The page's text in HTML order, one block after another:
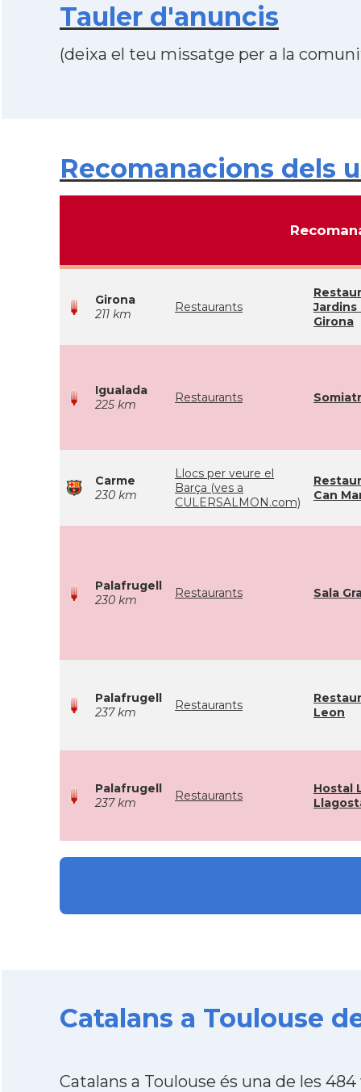
Tauler d'anuncis
(deixa el teu missatge per a la
Recomanacions dels
Girona
211 km
Restaurants
Jardins
Girona
Igualada
225 km
Restaurants
Carme
230 km
Llocs per veure el
Barça (ves a
CULERSALMON.com)
Can
Palafrugell
230 km
Restaurants Sala
Palafrugell
237 km
Restaurants
Leon
Palafrugell
237 km
Restaurants
Hostal
Catalans a Toulouse
Catalans a Toulouse és una de les